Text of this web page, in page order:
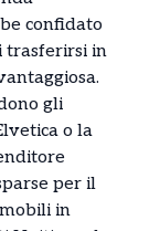
confidato
trasferirsi in
gli
o la
per il
in